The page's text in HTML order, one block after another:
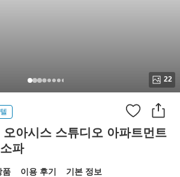
22
아시스 스튜디오 아파트먼트
파
품 이용 후기 기본 정보